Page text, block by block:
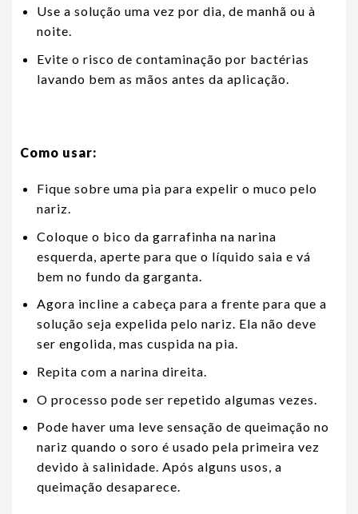
Use a solução uma vez por dia, de manhã ou à
noite.
Evite o risco de contaminação por bactérias
lavando bem as mãos antes da aplicação.
Como usar:
Fique sobre uma pia para expelir o muco pelo
nariz.
Coloque o bico da garrafinha na narina
esquerda, aperte para que o líquido saia e vá
bem no fundo da garganta.
Agora incline a cabeça para a frente para que a
solução seja expelida pelo nariz. Ela não deve
ser engolida, mas cuspida na pia.
Repita com a narina direita.
O processo pode ser repetido algumas vezes.
Pode haver uma leve sensação de queimação no
nariz quando o soro é usado pela primeira vez
devido à salinidade. Após alguns usos, a
queimação desaparece.